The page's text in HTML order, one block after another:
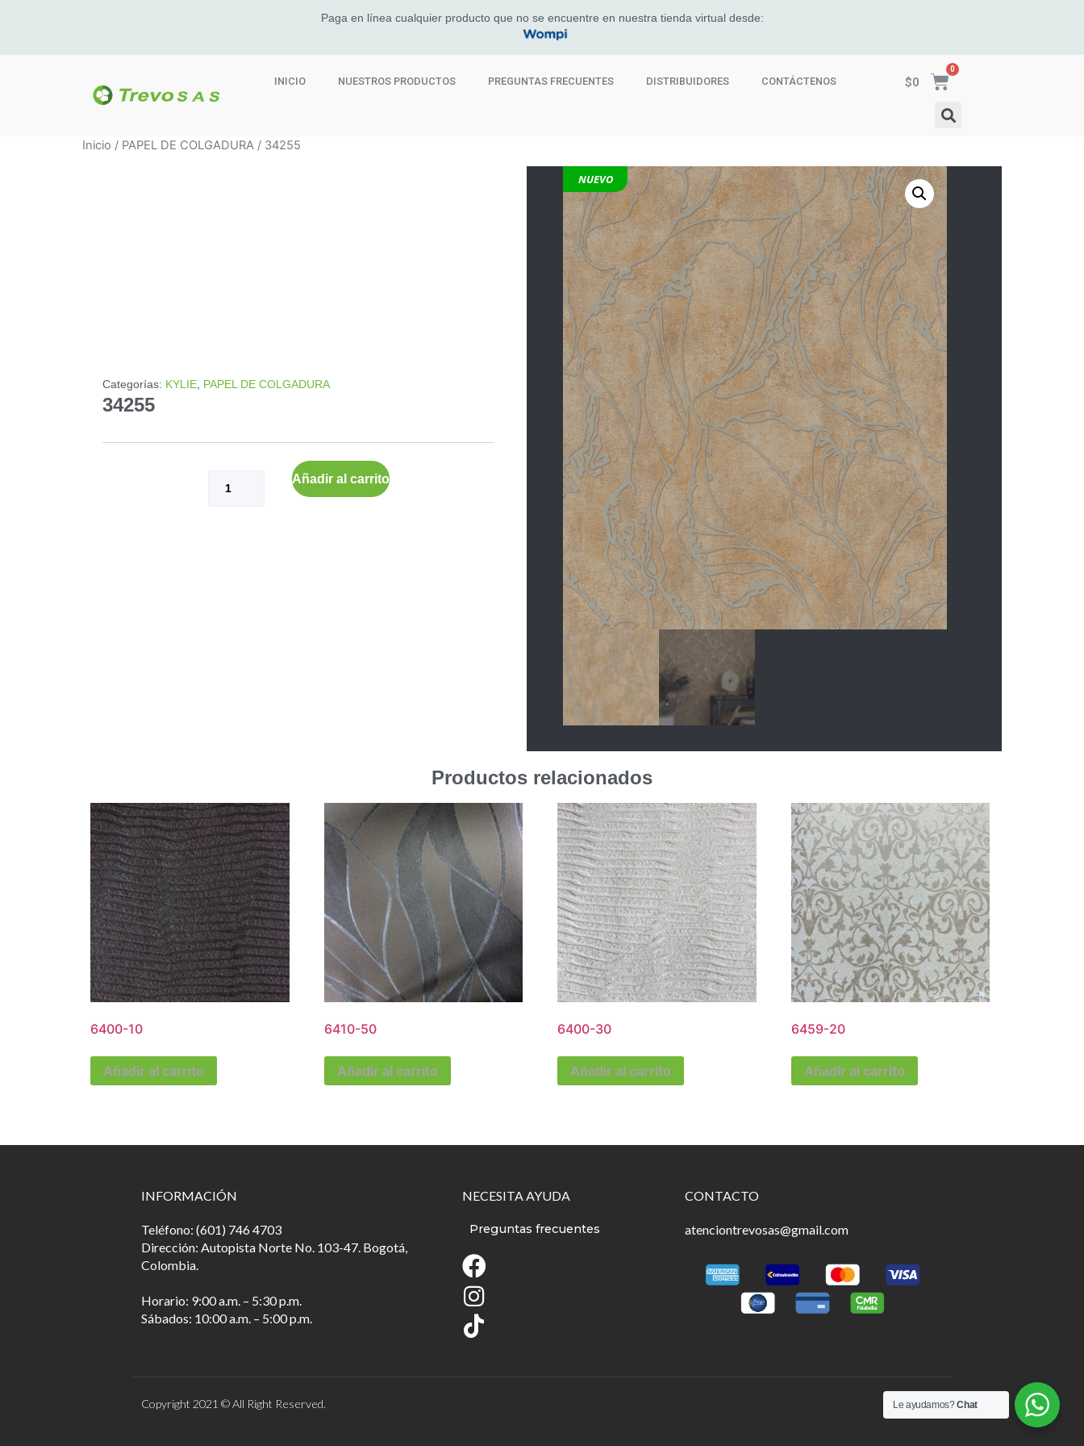
Paga en línea cualquier producto que no se encuentre en nuestra tienda virtual desde:
INICIO NUESTROS PRODUCTOS PREGUNTAS FRECUENTES DISTRIBUIDORES CONTÁCTENOS $0
Inicio / PAPEL DE COLGADURA / 34255
Categorías: KYLIE PAPEL DE COLGADURA
34255
Añadir al carrito
NUEVO
Productos relacionados
6400-10
Añadir al carrito
6410-50
Añadir al carrito
6400-30
Añadir al carrito
6459-20
Añadir al carrito
INFORMACIÓN
Teléfono: (601) 746 4703
Dirección: Autopista Norte No. 103-47. Bogotá,
Colombia.
Horario: 9:00 a.m. – 5:30 p.m.
Sábados: 10:00 a.m. – 5:00 p.m.
NECESITA AYUDA
Preguntas frecuentes
CONTACTO
atenciontrevosas@gmail.com
Copyright 2021 © All Right Reserved. Le ayudamos?Chat